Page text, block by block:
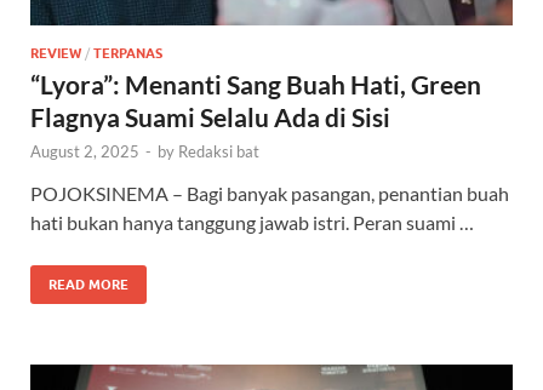
REVIEW / TERPANAS
“Lyora”: Menanti Sang Buah Hati, Green
Flagnya Suami Selalu Ada di Sisi
August 2, 2025 - by Redaksi bat
POJOKSINEMA – Bagi banyak pasangan, penantian buah
hati bukan hanya tanggung jawab istri. Peran suami …
READ MORE